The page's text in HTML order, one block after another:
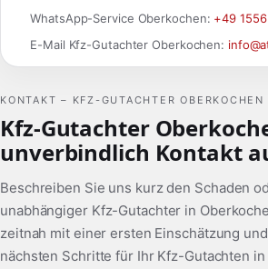
KONTAKT – KFZ-GUTACHTER OBERKOCHEN
Kfz-Gutachter
unverbindlich Kontakt
Beschreiben Sie uns kurz den Schaden
unabhängiger Kfz-Gutachter in
zeitnah mit einer ersten Einschätzung
nächsten Schritte für Ihr Kfz-Gutachten
WhatsApp-Service Oberkochen: +49
E-Mail Kfz-Gutachter Oberkochen: